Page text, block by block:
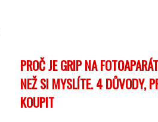
PROČ JE GRIP NA
NEŽ SI MYSLÍTE. 4 DŮVODY,
KOUPIT